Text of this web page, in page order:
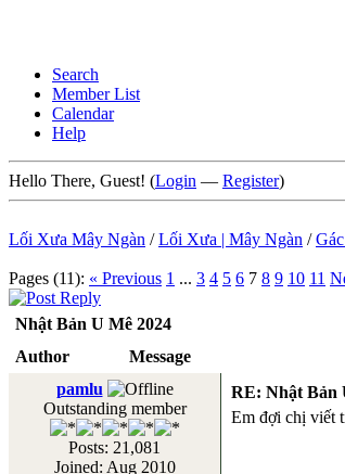
Search
Member List
Calendar
Help
Hello There, Guest! (Login — Register)
Lối Xưa Mây Ngàn /Lối Xưa | Mây Ngàn /
Pages (11): « Previous 1 ... 3 4 5 6 7 8 9 10 11
Nhật Bản U Mê 2024
Author
Message
pamlu
Outstanding member
Posts: 21,081
Joined: Aug 2010
RE: Nhật Bản
Em đợi chị viết